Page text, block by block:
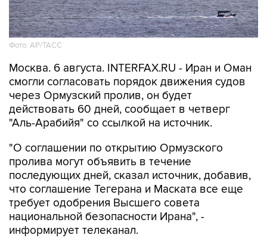
Фото: AP/ТАСС
Москва. 6 августа. INTERFAX.RU - Иран и Оман
смогли согласовать порядок движения судов
через Ормузский пролив, он будет
действовать 60 дней, сообщает в четверг
"Аль-Арабийя" со ссылкой на источник.
"О соглашении по открытию Ормузского
пролива могут объявить в течение
последующих дней, сказал источник, добавив,
что соглашение Тегерана и Маската все еще
требует одобрения Высшего совета
национальной безопасности Ирана", -
информирует телеканал.